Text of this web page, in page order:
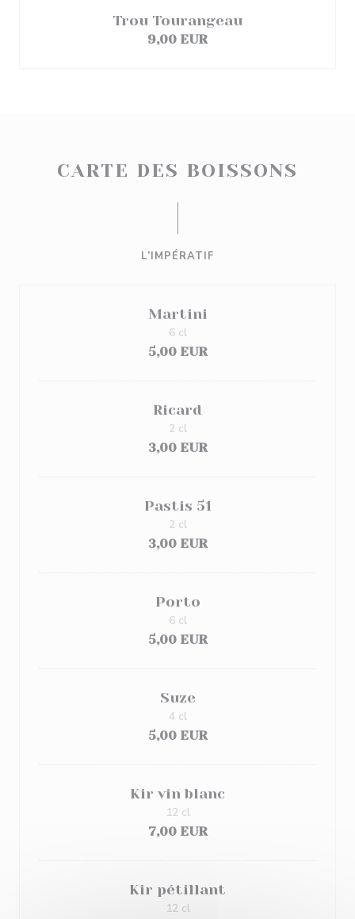
Trou Tourangeau
9,00 EUR
CARTE DES BOISSONS
L’IMPÉRATIF
Martini
5,00 EUR
6 cl
Ricard
3,00 EUR
2 cl
Pastis 51
3,00 EUR
2 cl
Porto
5,00 EUR
6 cl
Suze
5,00 EUR
4 cl
Kir vin blanc
7,00 EUR
12 cl
Kir pétillant
12 cl